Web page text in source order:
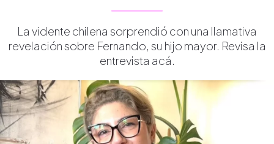
La vidente chilena sorprendió con una llamativa
revelación sobre Fernando, su hijo mayor. Revisa la
entrevista acá.